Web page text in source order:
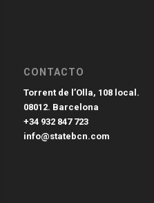
CONTACTO
Torrent de l’Olla, 108 local.
08012. Barcelona
+34 932 847 723
info@statebcn.com